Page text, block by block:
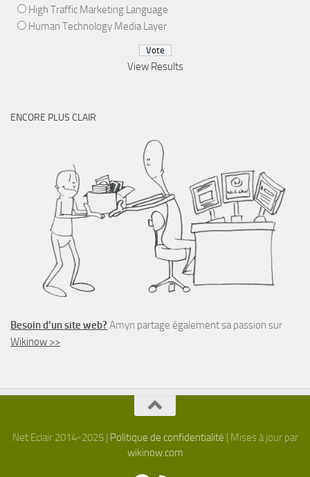
High Traffic Marketing Language
Human Technology Media Layer
View Results
ENCORE PLUS CLAIR
Besoin d’un site web? Amyn partage également sa passion sur
Wikinow >>
Net Eclair 2014-2025 | Politique de confidentialité | Mises à jour par
wikinow.com